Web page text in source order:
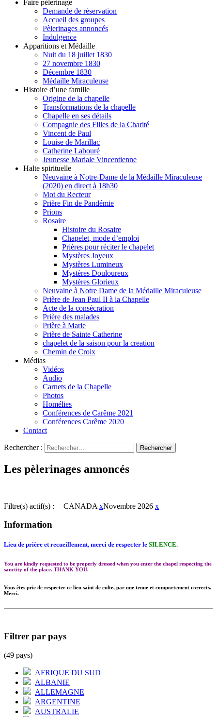
Faire pèlerinage
Demande de réservation
Accueil des groupes
Pèlerinages annoncés
Indulgence
Apparitions et Médaille
Nuit du 18 juillet 1830
27 novembre 1830
Décembre 1830
Médaille Miraculeuse
Histoire d’une famille
Origine de la chapelle
Transformations de la chapelle
Chapelle en ses détails
Compagnie des Filles de la Charité
Vincent de Paul
Louise de Marillac
Catherine Labouré
Jeunesse Mariale Vincentienne
Halte spirituelle
Neuvaine à Notre-Dame de la Médaille Miraculeuse
(2020) en direct à 18h30
Mot du Recteur
Prière Fin de Pandémie
Prions
Rosaire
Histoire du Rosaire
Chapelet, mode d’emploi
Prières pour réciter le chapelet
Mystères Joyeux
Mystères Lumineux
Mystères Douloureux
Mystères Glorieux
Neuvaine à Notre Dame de la Médaille Miraculeuse
Prière de Jean Paul II à la Chapelle
Acte de la consécration
Prière des malades
Prière à Marie
Prière de Sainte Catherine
chapelet de la saison pour la creation
Chemin de Croix
Médias
Vidéos
Audio
Carnets de la Chapelle
Photos
Homélies
Conférences de Carême 2021
Conférences Carême 2020
Contact
Rechercher :
Les pèlerinages annoncés
Filtre(s) actif(s) : CANADA xNovembre 2026 x
Information
Lieu de prière et recueillement, merci de respecter le SILENCE.
You are kindly requested to be properly dressed when you enter the chapel respecting the
sanctity of the place. THANK YOU.
Vous êtes prie de respecter ce lieu saint de culte, par une tenue et comportement corrects.
Merci.
Filtrer par pays
(49 pays)
AFRIQUE DU SUD
ALBANIE
ALLEMAGNE
ARGENTINE
AUSTRALIE